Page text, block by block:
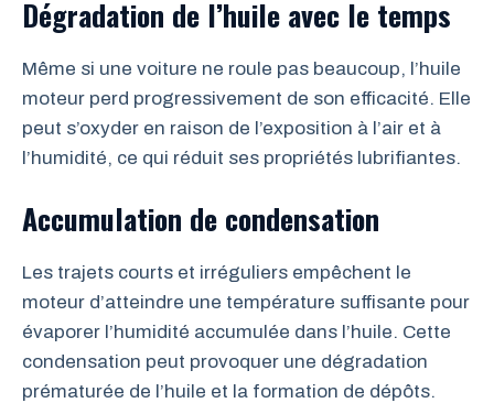
Dégradation de l’huile avec le temps
Même si une voiture ne roule pas beaucoup, l’huile
moteur perd progressivement de son efficacité. Elle
peut s’oxyder en raison de l’exposition à l’air et à
l’humidité, ce qui réduit ses propriétés lubrifiantes.
Accumulation de condensation
Les trajets courts et irréguliers empêchent le
moteur d’atteindre une température suffisante pour
évaporer l’humidité accumulée dans l’huile. Cette
condensation peut provoquer une dégradation
prématurée de l’huile et la formation de dépôts.